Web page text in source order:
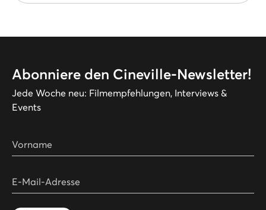
Abonniere den Cineville-Newsletter!
Jede Woche neu: Filmempfehlungen, Interviews &
Events
Vorname
E-Mail-Adresse